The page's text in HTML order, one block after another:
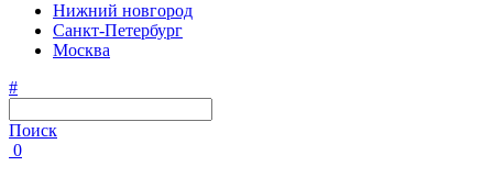
Нижний новгород
Санкт-Петербург
Москва
#
Поиск
0